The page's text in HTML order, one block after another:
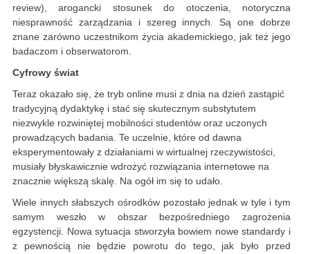
review), arogancki stosunek do otoczenia, notoryczna
niesprawność zarządzania i szereg innych. Są one dobrze
znane zarówno uczestnikom życia akademickiego, jak też jego
badaczom i obserwatorom.
Cyfrowy świat
Teraz okazało się, że tryb online musi z dnia na dzień zastąpić
tradycyjną dydaktykę i stać się skutecznym substytutem
niezwykle rozwiniętej mobilności studentów oraz uczonych
prowadzących badania. Te uczelnie, które od dawna
eksperymentowały z działaniami w wirtualnej rzeczywistości,
musiały błyskawicznie wdrożyć rozwiązania internetowe na
znacznie większą skalę. Na ogół im się to udało.
Wiele innych słabszych ośrodków pozostało jednak w tyle i tym
samym weszło w obszar bezpośredniego zagrożenia
egzystencji. Nowa sytuacja stworzyła bowiem nowe standardy i
z pewnością nie będzie powrotu do tego, jak było przed